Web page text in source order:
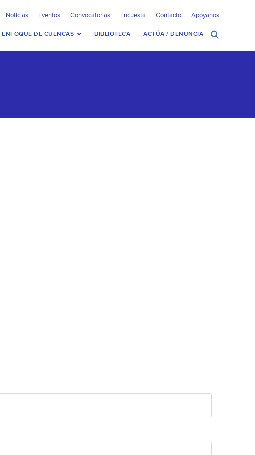
Noticias Eventos Convocatorias Encuesta Contacto Apóyanos
ENFOQUE DE CUENCAS BIBLIOTECA ACTÚA / DENUNCIA